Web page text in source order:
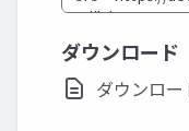
ダウンロード
ダウンロ